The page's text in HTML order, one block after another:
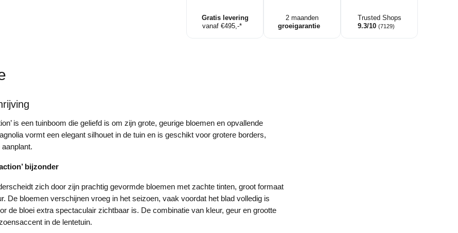
Gratis levering
vanaf €495,-*
2 maanden
groeigarantie
Trusted Shops
9.3/10 (7129)
is een tuinboom die geliefd is om zijn grote, geurige bloemen en opvallende
vormt een elegant silhouet in de tuin en is geschikt voor grotere borders,
bijzonder
zich door zijn prachtig gevormde bloemen met zachte tinten, groot formaat
De bloemen verschijnen vroeg in het seizoen, vaak voordat het blad volledig is
de bloei extra spectaculair zichtbaar is. De combinatie van kleur, geur en grootte
in de lentetuin.